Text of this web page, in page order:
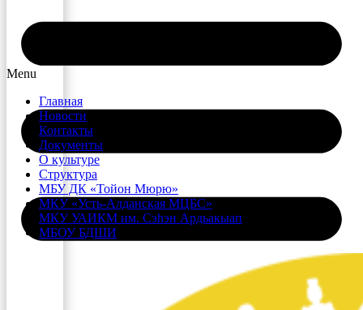
Menu
Главная
Новости
Контакты
Документы
О культуре
Структура
МБУ ДК «Тойон Мюрю»
МКУ «Усть-Алданская МЦБС»
МКУ УАИКМ им. Сэһэн Ардьакыап
МБОУ БДШИ